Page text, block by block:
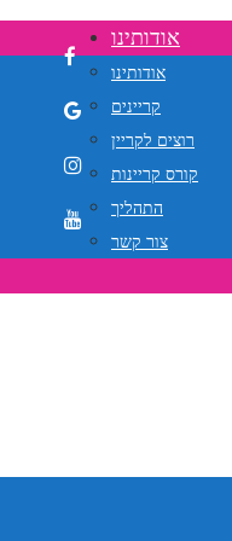
אודותינו
אודותינו
קריינים
רוצים לקריין
קורס קריינות
התהליך
צור קשר